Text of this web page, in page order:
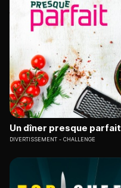
Un dîner presque parfait
DIVERTISSEMENT CHALLENGE